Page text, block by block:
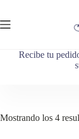
Recibe tu
Mostrando los 4